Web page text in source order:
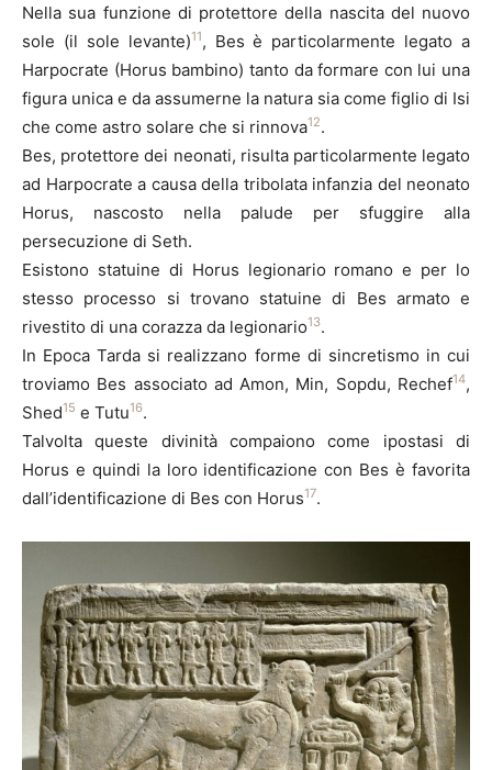
Nella sua funzione di protettore della nascita del nuovo
sole (il sole levante)11, Bes è particolarmente legato a
Harpocrate (Horus bambino) tanto da formare con lui una
figura unica e da assumerne la natura sia come figlio di Isi
che come astro solare che si rinnova12.
Bes, protettore dei neonati, risulta particolarmente legato
ad Harpocrate a causa della tribolata infanzia del neonato
Horus, nascosto nella palude per sfuggire alla
persecuzione di Seth.
Esistono statuine di Horus legionario romano e per lo
stesso processo si trovano statuine di Bes armato e
rivestito di una corazza da legionario13.
In Epoca Tarda si realizzano forme di sincretismo in cui
troviamo Bes associato ad Amon, Min, Sopdu, Rechef14,
Shed15 e Tutu16.
Talvolta queste divinità compaiono come ipostasi di
Horus e quindi la loro identificazione con Bes è favorita
dall’identificazione di Bes con Horus17.